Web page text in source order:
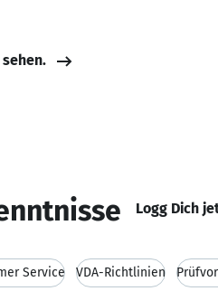
Logg Dich
Service VDA-Richtlinien